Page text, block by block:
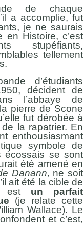
de chaque
a accomplie, fut
je ne saurais
en Histoire, c’est
stupéfiants,
tellement
d’étudiants
décident de
l’abbaye de
pierre de Scone
fut dérobée à
la rapatrier. En
enthousiasmant
symbole de
écossais se sont
été amené en
Danann, ne soit
ait été la cible de
est un parfait
(je relate cette
Wallace). Le
et c’est,